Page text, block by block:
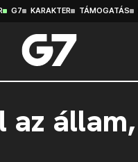
G7 KARAKTER TÁMOGATÁS